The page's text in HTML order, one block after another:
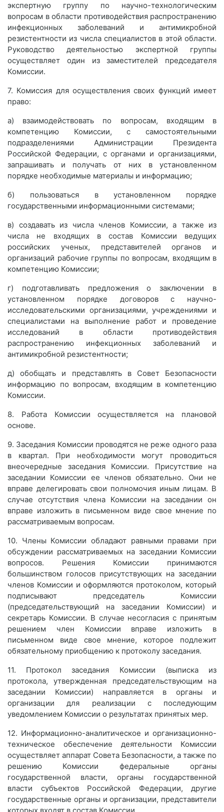
экспертную группу по научно-технологическим
вопросам в области противодействия распространению
инфекционных заболеваний и антимикробной
резистентности из числа специалистов в этой области.
Руководство деятельностью экспертной группы
осуществляет один из заместителей председателя
Комиссии.
7. Комиссия для осуществления своих функций имеет
право:
а) взаимодействовать по вопросам, входящим в
компетенцию Комиссии, с самостоятельными
подразделениями Администрации Президента
Российской Федерации, с органами и организациями,
запрашивать и получать от них в установленном
порядке необходимые материалы и информацию;
б) пользоваться в установленном порядке
государственными информационными системами;
в) создавать из числа членов Комиссии, а также из
числа не входящих в состав Комиссии ведущих
российских ученых, представителей органов и
организаций рабочие группы по вопросам, входящим в
компетенцию Комиссии;
г) подготавливать предложения о заключении в
установленном порядке договоров с научно-
исследовательскими организациями, учреждениями и
специалистами на выполнение работ и проведение
исследований в области противодействия
распространению инфекционных заболеваний и
антимикробной резистентности;
д) обобщать и представлять в Совет Безопасности
информацию по вопросам, входящим в компетенцию
Комиссии.
8. Работа Комиссии осуществляется на плановой
основе.
9. Заседания Комиссии проводятся не реже одного раза
в квартал. При необходимости могут проводиться
внеочередные заседания Комиссии. Присутствие на
заседании Комиссии ее членов обязательно. Они не
вправе делегировать свои полномочия иным лицам. В
случае отсутствия члена Комиссии на заседании он
вправе изложить в письменном виде свое мнение по
рассматриваемым вопросам.
10. Члены Комиссии обладают равными правами при
обсуждении рассматриваемых на заседании Комиссии
вопросов. Решения Комиссии принимаются
большинством голосов присутствующих на заседании
членов Комиссии и оформляются протоколом, который
подписывают председатель Комиссии
(председательствующий на заседании Комиссии) и
секретарь Комиссии. В случае несогласия с принятым
решением член Комиссии вправе изложить в
письменном виде свое мнение, которое подлежит
обязательному приобщению к протоколу заседания.
11. Протокол заседания Комиссии (выписка из
протокола, утвержденная председательствующим на
заседании Комиссии) направляется в органы и
организации для реализации с последующим
уведомлением Комиссии о результатах принятых мер.
12. Информационно-аналитическое и организационно-
техническое обеспечение деятельности Комиссии
осуществляет аппарат Совета Безопасности, а также по
решению Комиссии федеральные органы
государственной власти, органы государственной
власти субъектов Российской Федерации, другие
государственные органы и организации, представители